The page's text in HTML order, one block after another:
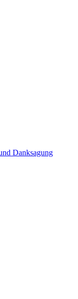
Danksagung